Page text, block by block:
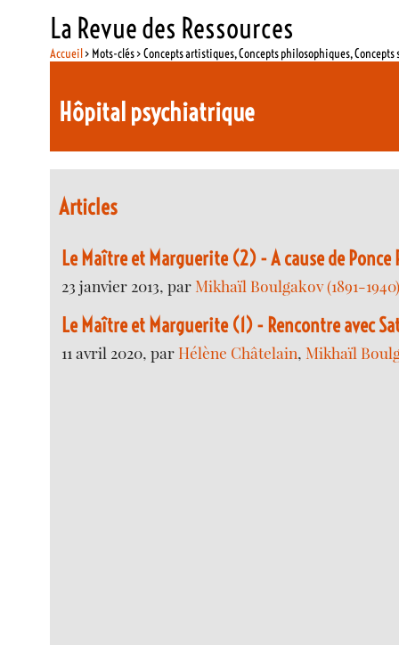
La Revue des Ressources
Accueil> Mots-clés > Concepts artistiques, Concepts philosophiques,
Hôpital psychiatrique
Articles
Le Maître et Marguerite (2) - A cause de
23 janvier 2013, parMikhaïl Boulgakov (1891-
Le Maître et Marguerite (1) - Rencontre avec
11 avril 2020, parHélène Châtelain,Mikhaïl